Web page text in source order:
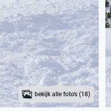
bekijk alle foto's (18)